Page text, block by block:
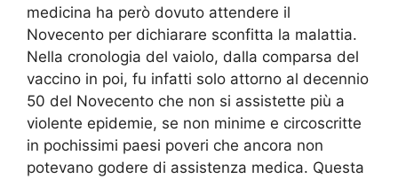
medicina ha però dovuto attendere il
Novecento per dichiarare sconfitta la malattia.
Nella cronologia del vaiolo, dalla comparsa del
vaccino in poi, fu infatti solo attorno al decennio
50 del Novecento che non si assistette più a
violente epidemie, se non minime e circoscritte
in pochissimi paesi poveri che ancora non
potevano godere di assistenza medica. Questa